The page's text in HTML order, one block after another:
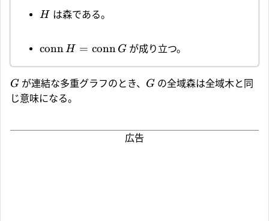
H は森である。
conn H = conn Gが成り立つ。
G が連結な多重グラフのとき、 G の全域森は全域木と同
じ意味になる。
広告